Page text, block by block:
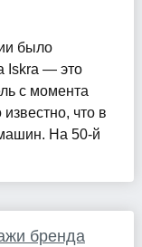
было
Iskra — это
с момента
что в
На 50-й
бренда